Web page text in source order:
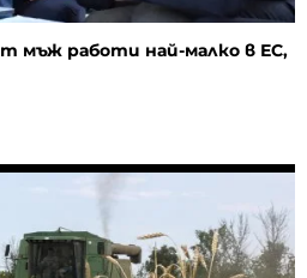
мъж работи най-малко в ЕС,